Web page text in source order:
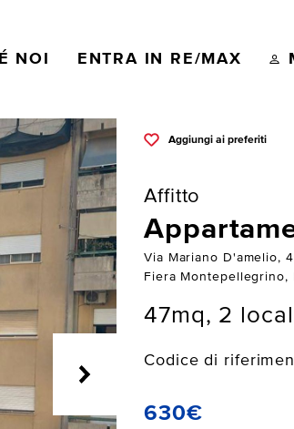
NOI ENTRA IN RE/MAX
Aggiungi ai preferiti
Affitto
Via Mariano D'amelio,
Fiera Montepellegrino,
47mq, 2
Codice di
630€